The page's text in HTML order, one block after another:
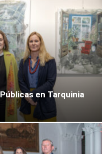
en Tarquinia